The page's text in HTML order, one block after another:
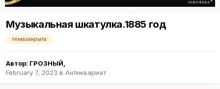
Музыкальная шкатулка.1885 год
темазакрыта
Автор: ГРОЗНЫЙ
February 7, 2023 в Антиквариат